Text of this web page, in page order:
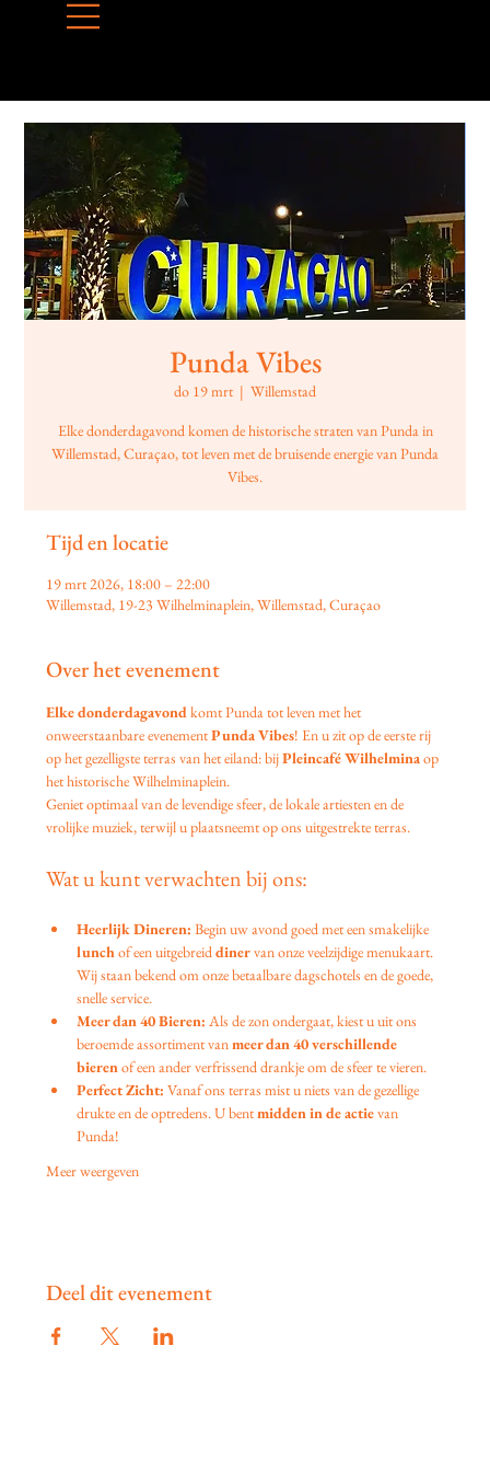
Punda Vibes
do 19 mrt
  |
Willemstad
Elke donderdagavond komen de historische straten van Punda in
Willemstad, Curaçao, tot leven met de bruisende energie van Punda
Vibes.
Tijd en locatie
19 mrt 2026, 18:00 – 22:00
Willemstad, 19-23 Wilhelminaplein, Willemstad, Curaçao
Over het evenement
Elke donderdagavond komt Punda tot leven met het
onweerstaanbare evenement Punda Vibes! En u zit op de eerste rij
op het gezelligste terras van het eiland: bij Pleincafé Wilhelmina op
het historische Wilhelminaplein.
Geniet optimaal van de levendige sfeer, de lokale artiesten en de
vrolijke muziek, terwijl u plaatsneemt op ons uitgestrekte terras.
Wat u kunt verwachten bij ons:
Heerlijk Dineren: Begin uw avond goed met een smakelijke
lunch of een uitgebreid diner van onze veelzijdige menukaart.
Wij staan bekend om onze betaalbare dagschotels en de goede,
snelle service.
Meer dan 40 Bieren: Als de zon ondergaat, kiest u uit ons
beroemde assortiment van meer dan 40 verschillende
bieren of een ander verfrissend drankje om de sfeer te vieren.
Perfect Zicht: Vanaf ons terras mist u niets van de gezellige
drukte en de optredens. U bent midden in de actie van
Punda!
Meer weergeven
Deel dit evenement